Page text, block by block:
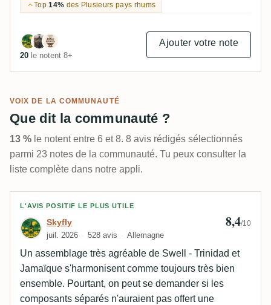
Top14% des Plusieurs pays rhums
20 le notent 8+
Ajouter votre note
VOIX DE LA COMMUNAUTÉ
Que dit la communauté ?
13 % le notent entre 6 et 8. 8 avis rédigés sélectionnés
parmi 23 notes de la communauté. Tu peux consulter la
liste complète dans notre appli.
Avis de Skyfly
L'AVIS POSITIF LE PLUS UTILE
Skyfly
juil. 2026 528 avis Allemagne
8,4/10
Un assemblage très agréable de Swell - Trinidad et
Jamaïque s'harmonisent comme toujours très bien
ensemble. Pourtant, on peut se demander si les
composants séparés n'auraient pas offert une